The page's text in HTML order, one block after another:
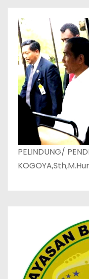
PELINDUNG/